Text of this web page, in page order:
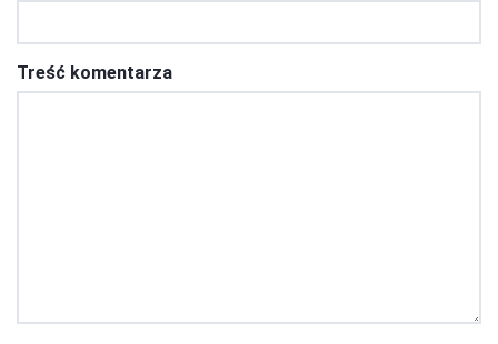
Treść komentarza